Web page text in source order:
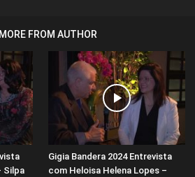
MORE FROM AUTHOR
Silpa
Gigia Bandera 2024 Entrevista
com Heloisa Helena Lopes –